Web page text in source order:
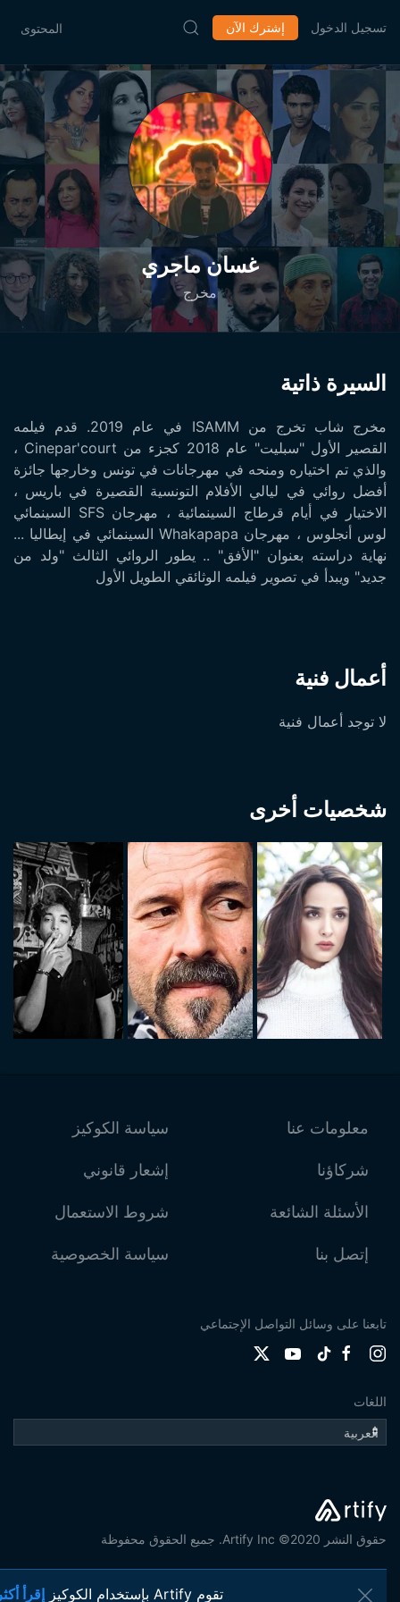
المحتوى إشترك الآن تسجيل الدخول
غسان ماجري
مخرج
السيرة ذاتية
مخرج شاب تخرج من ISAMM في عام 2019. قدم فيلمه
القصير الأول "سبليت" عام 2018 كجزء من Cinepar'court ،
والذي تم اختياره ومنحه في مهرجانات في تونس وخارجها جائزة
أفضل روائي في ليالي الأفلام التونسية القصيرة في باريس ،
الاختيار في أيام قرطاج السينمائية ، مهرجان SFS السينمائي
لوس أنجلوس ، مهرجان Whakapapa السينمائي في إيطاليا ...
نهاية دراسته بعنوان "الأفق" .. يطور الروائي الثالث "ولد من
جديد" ويبدأ في تصوير فيلمه الوثائقي الطويل الأول
أعمال فنية
لا توجد أعمال فنية
شخصيات أخرى
معلومات عنا
شركاؤنا
الأسئلة الشائعة
إتصل بنا
سياسة الكوكيز
إشعار قانوني
شروط الاستعمال
سياسة الخصوصية
تابعنا على وسائل التواصل الإجتماعي
اللغات
حقوق النشر 2020© Artify Inc. جميع الحقوق محفوظة
تقوم Artify بإستخدام الكوكيز إقرأ أكثر